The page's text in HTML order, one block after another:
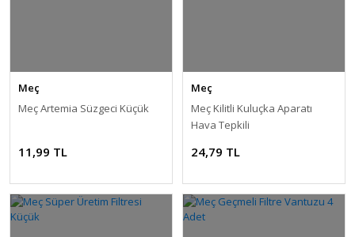
Meç
Meç Artemia Süzgeci Küçük
11,99 TL
Meç
Meç Kilitli Kuluçka Aparatı
Hava Tepkili
24,79 TL